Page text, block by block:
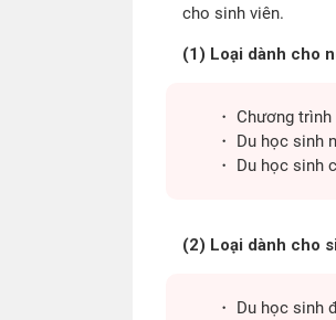
cho sinh viên.
(1) Loại dành cho
・ Chương
・ Du học sinh
・ Du học sinh
(2) Loại dành cho
・ Du học sinh